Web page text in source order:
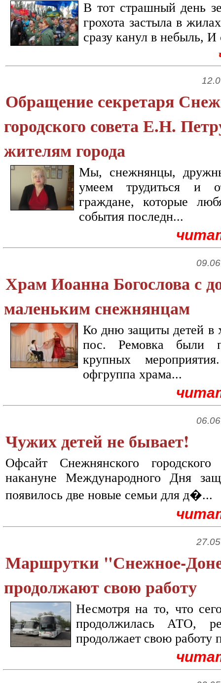
В тот страшный день
грохота застыла в
сразу канул в небыль, И
Обращение секретаря
городского совета Е.Н.
жителям города
Мы, снежнянцы,
умеем трудиться и
граждане, которые
события последн...
Храм Иоанна Богослова с
маленьким снежнянцам
Ко дню защиты детей в
пос. Ремовка были
крупных
офгруппа храма...
Чужих детей не бывает!
Офсайт Снежнянского
накануне Международного Дня
появилось две новые семьи для д�...
Маршрутки "Снежное-
продолжают свою работу
Несмотря на то, что
продолжилась АТО,
продолжает свою работу